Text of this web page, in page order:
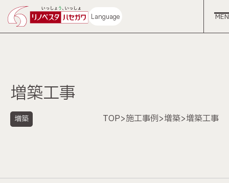
ホーム
Language
増築工事
増築 TOP>施工事例>増築>増築工事